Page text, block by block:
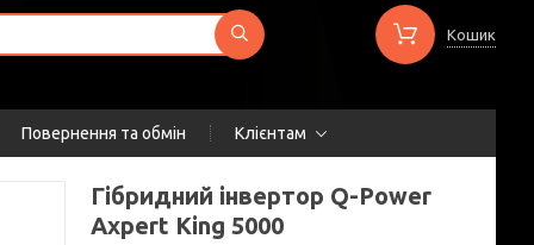
Кошик
Повернення та обмін Клієнтам
Гібридний інвертор Q-Power
Axpert King 5000